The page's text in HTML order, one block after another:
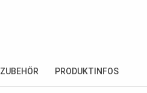
ZUBEHÖR PRODUKTINFOS